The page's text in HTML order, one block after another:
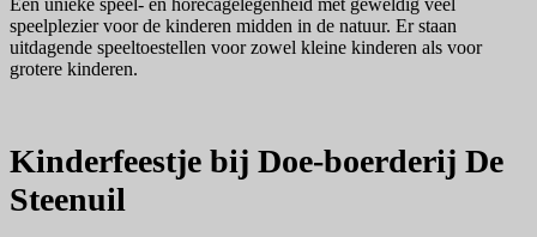
speelplezier voor de kinderen midden in de natuur. Er staan
uitdagende speeltoestellen voor zowel kleine kinderen als voor
grotere kinderen.
Kinderfeestje bij Doe-boerderij De
Steenuil